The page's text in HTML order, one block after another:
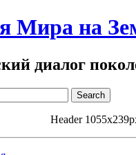
Мира на
диалог